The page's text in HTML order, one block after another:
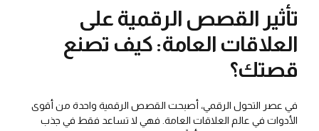
تأثير القصص الرقمية على
العلاقات العامة: كيف تصنع
قصتك؟
في عصر التحول الرقمي، أصبحت القصص الرقمية واحدة من أقوى
الأدوات في عالم العلاقات العامة. فهي لا تساعد فقط في جذب